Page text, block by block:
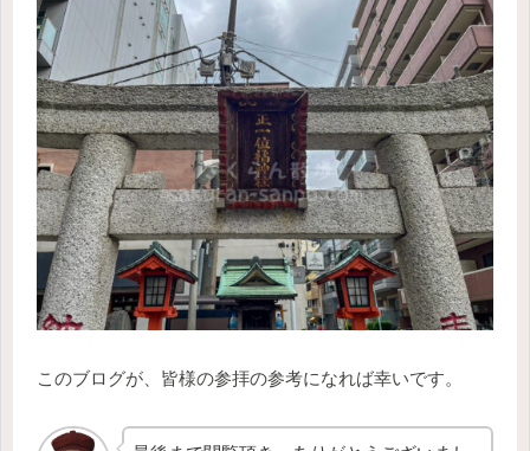
このブログが、皆様の参拝の参考になれば幸いです。